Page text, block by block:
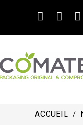
ACCUEIL